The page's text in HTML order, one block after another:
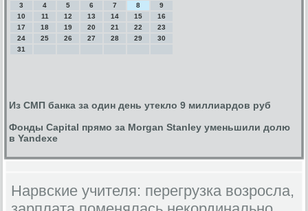
3
4 5 6 7 8
9
10
11 12 13 14 15
16
17
18 19 20 21 22
23
24
25 26 27 28 29
30
31
Из СМП банка за один день утекло 9 миллиардов руб
Фонды Capital прямо за Morgan Stanley уменьшили долю
в Yandexе
Нарвские учителя: перегрузка возросла,